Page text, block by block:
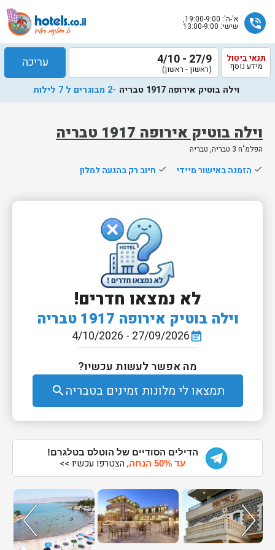
phone_in_talk א'-ה': 19:00-9:00,
שישי: 13:00-9:00
וילה בוטיק אירופה 1917 טבריה
הפלמ"ח 3 טבריה, טבריה
תנאי ביטול
מידע נוסף 27/9 - 4/10
(ראשון - ראשון) עריכה
וילה בוטיק אירופה 1917 טבריה -2 מבוגרים ל 7 לילות
done הזמנה באישור מיידי done חיוב רק בהגעה למלון
לא נמצאו חדרים!
וילה בוטיק אירופה 1917 טבריה
event_note
27/09/2026 - 4/10/2026
מה אפשר לעשות עכשיו?
תמצאו לי מלונות זמינים בטבריה search
הדילים הסודיים של הוטלס בטלגרם!
עד 50% הנחה
, הצטרפו עכשיו >>
שלח